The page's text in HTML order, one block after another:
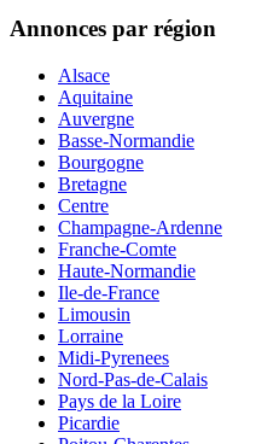
Annonces par région
Alsace
Aquitaine
Auvergne
Basse-Normandie
Bourgogne
Bretagne
Centre
Champagne-Ardenne
Franche-Comte
Haute-Normandie
Ile-de-France
Limousin
Lorraine
Midi-Pyrenees
Nord-Pas-de-Calais
Pays de la Loire
Picardie